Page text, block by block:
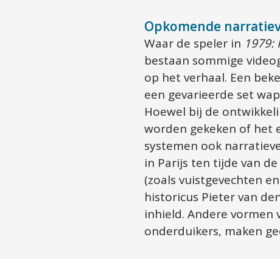
Opkomende
Waar de speler in 1979:
bestaan sommige
op het verhaal. Een
een gevarieerde set
Hoewel bij de
worden gekeken of het
systemen ook
in Parijs ten tijde van
(zoals vuistgevechten
historicus Pieter van
inhield. Andere vormen
onderduikers, maken